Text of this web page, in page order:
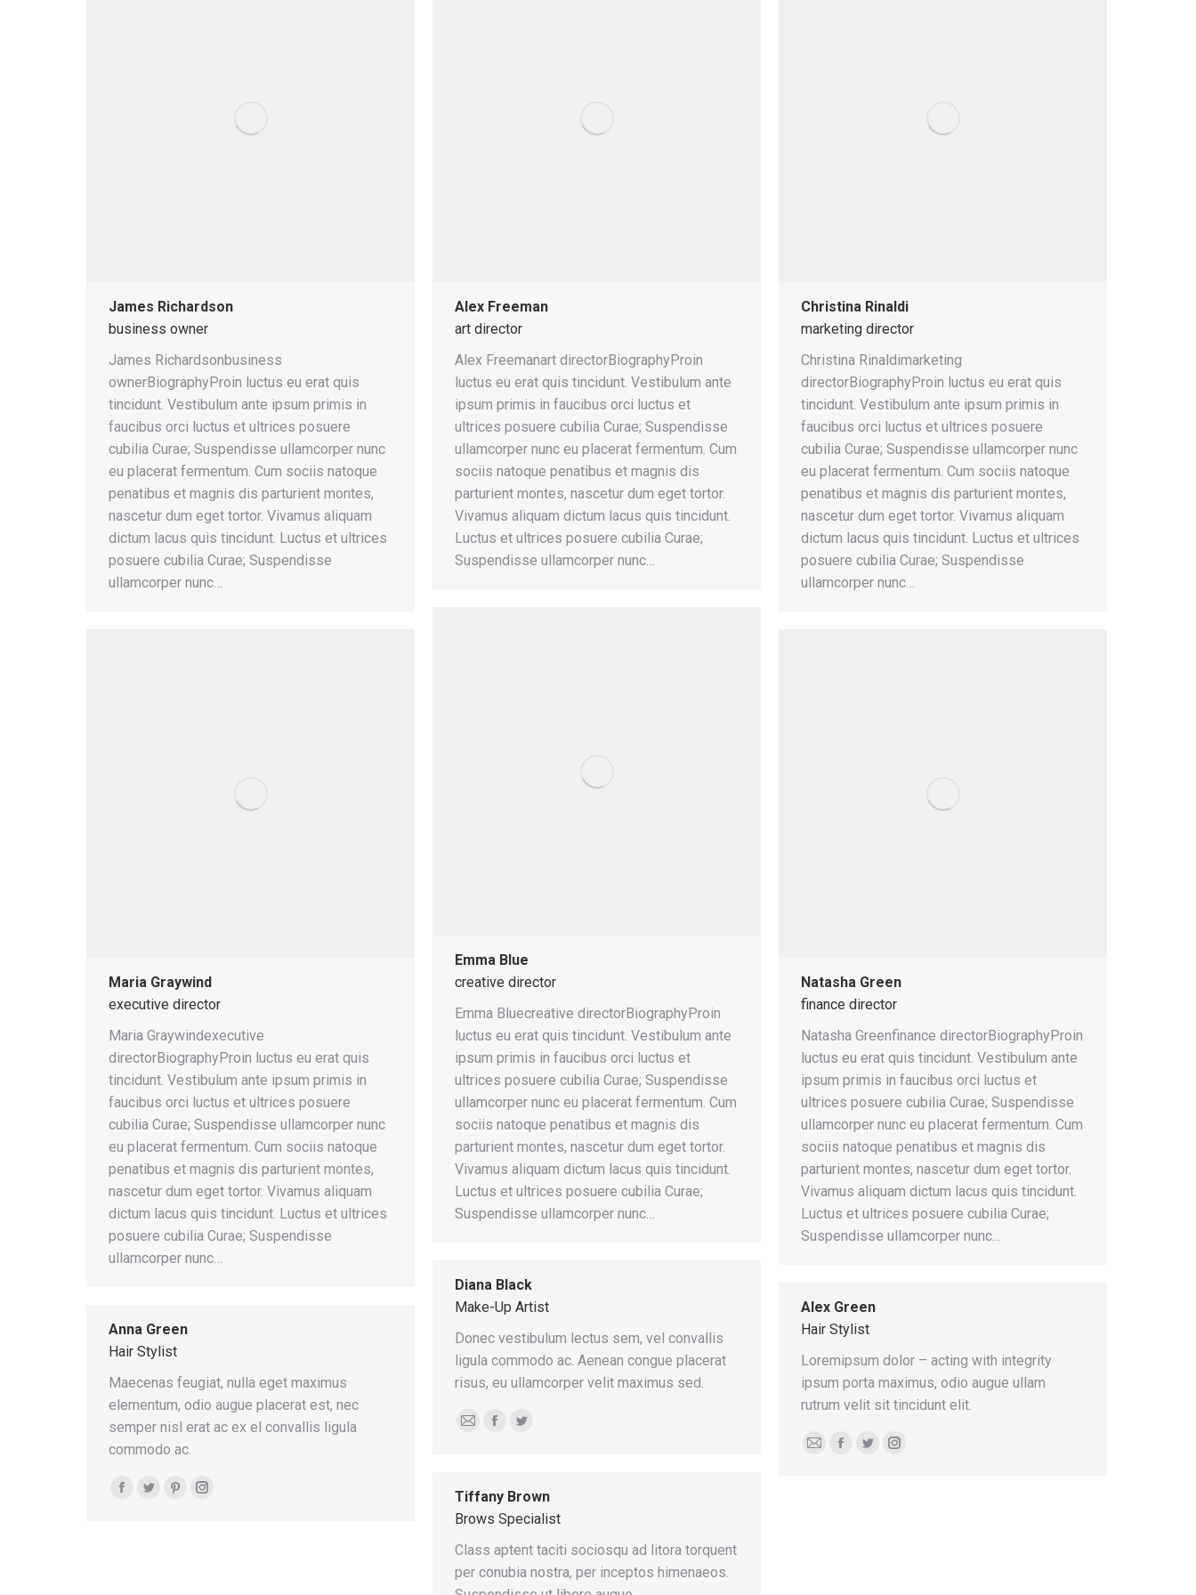
James Richardson
business owner
James Richardsonbusiness
ownerBiographyProin luctus eu erat quis
tincidunt. Vestibulum ante ipsum primis in
faucibus orci luctus et ultrices posuere
cubilia Curae; Suspendisse ullamcorper nunc
eu placerat fermentum. Cum sociis natoque
penatibus et magnis dis parturient montes,
nascetur dum eget tortor. Vivamus aliquam
dictum lacus quis tincidunt. Luctus et ultrices
posuere cubilia Curae; Suspendisse
ullamcorper nunc…
Alex Freeman
art director
Alex Freemanart directorBiographyProin
luctus eu erat quis tincidunt. Vestibulum ante
ipsum primis in faucibus orci luctus et
ultrices posuere cubilia Curae; Suspendisse
ullamcorper nunc eu placerat fermentum. Cum
sociis natoque penatibus et magnis dis
parturient montes, nascetur dum eget tortor.
Vivamus aliquam dictum lacus quis tincidunt.
Luctus et ultrices posuere cubilia Curae;
Suspendisse ullamcorper nunc…
Christina Rinaldi
marketing director
Christina Rinaldimarketing
directorBiographyProin luctus eu erat quis
tincidunt. Vestibulum ante ipsum primis in
faucibus orci luctus et ultrices posuere
cubilia Curae; Suspendisse ullamcorper nunc
eu placerat fermentum. Cum sociis natoque
penatibus et magnis dis parturient montes,
nascetur dum eget tortor. Vivamus aliquam
dictum lacus quis tincidunt. Luctus et ultrices
posuere cubilia Curae; Suspendisse
ullamcorper nunc…
Emma Blue
creative director
Emma Bluecreative directorBiographyProin
luctus eu erat quis tincidunt. Vestibulum ante
ipsum primis in faucibus orci luctus et
ultrices posuere cubilia Curae; Suspendisse
ullamcorper nunc eu placerat fermentum. Cum
sociis natoque penatibus et magnis dis
parturient montes, nascetur dum eget tortor.
Vivamus aliquam dictum lacus quis tincidunt.
Luctus et ultrices posuere cubilia Curae;
Suspendisse ullamcorper nunc…
Maria Graywind
executive director
Maria Graywindexecutive
directorBiographyProin luctus eu erat quis
tincidunt. Vestibulum ante ipsum primis in
faucibus orci luctus et ultrices posuere
cubilia Curae; Suspendisse ullamcorper nunc
eu placerat fermentum. Cum sociis natoque
penatibus et magnis dis parturient montes,
nascetur dum eget tortor. Vivamus aliquam
dictum lacus quis tincidunt. Luctus et ultrices
posuere cubilia Curae; Suspendisse
ullamcorper nunc…
Natasha Green
finance director
Natasha Greenfinance directorBiographyProin
luctus eu erat quis tincidunt. Vestibulum ante
ipsum primis in faucibus orci luctus et
ultrices posuere cubilia Curae; Suspendisse
ullamcorper nunc eu placerat fermentum. Cum
sociis natoque penatibus et magnis dis
parturient montes, nascetur dum eget tortor.
Vivamus aliquam dictum lacus quis tincidunt.
Luctus et ultrices posuere cubilia Curae;
Suspendisse ullamcorper nunc…
Diana Black
Make-Up Artist
Donec vestibulum lectus sem, vel convallis
ligula commodo ac. Aenean congue placerat
risus, eu ullamcorper velit maximus sed.
E-
Facebook
Twitter
Alex Green
Hair Stylist
Loremipsum dolor – acting with integrity
ipsum porta maximus, odio augue ullam
rutrum velit sit tincidunt elit.
E-
Facebook
TwitterInstagram
Anna Green
Hair Stylist
Maecenas feugiat, nulla eget maximus
elementum, odio augue placerat est, nec
semper nisl erat ac ex el convallis ligula
commodo ac.
Facebook
TwitterPinterestInstagram
Tiffany Brown
Brows Specialist
Class aptent taciti sociosqu ad litora torquent
per conubia nostra, per inceptos himenaeos.